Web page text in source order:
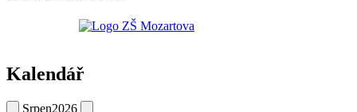
Kalendář
Srpen2026